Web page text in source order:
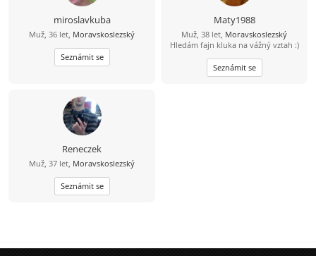
miroslavkuba
Muž, 36 let, Moravskoslezský
Seznámit se
Maty1988
Muž, 38 let, Moravskoslezský
Hledám fajn kluka na vážný vztah :)
Seznámit se
Reneczek
Muž, 37 let, Moravskoslezský
Seznámit se